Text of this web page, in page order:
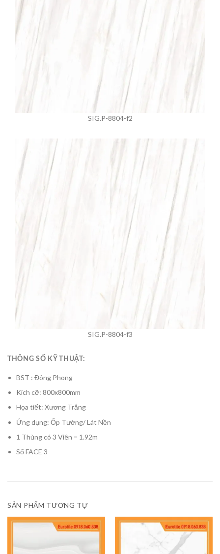
SIG.P-8804-f2
SIG.P-8804-f3
THÔNG SỐ KỸ THUẬT:
BST : Đông Phong
Kích cỡ: 800x800mm
Họa tiết: Xương Trắng
Ứng dụng: Ốp Tường/ Lát Nền
1 Thùng có 3 Viên = 1.92m
Số FACE 3
SẢN PHẨM TƯƠNG TỰ